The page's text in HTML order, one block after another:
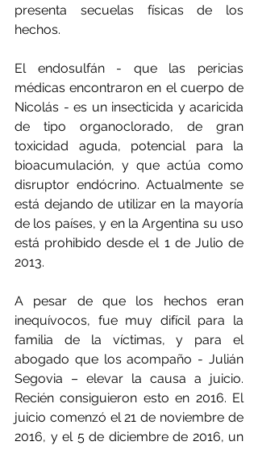
presenta secuelas físicas de los
hechos.
El endosulfán - que las pericias
médicas encontraron en el cuerpo de
Nicolás - es un insecticida y acaricida
de tipo organoclorado, de gran
toxicidad aguda, potencial para la
bioacumulación, y que actúa como
disruptor endócrino. Actualmente se
está dejando de utilizar en la mayoría
de los países, y en la Argentina su uso
está prohibido desde el 1 de Julio de
2013.
A pesar de que los hechos eran
inequívocos, fue muy difícil para la
familia de la víctimas, y para el
abogado que los acompaño - Julián
Segovia – elevar la causa a juicio.
Recién consiguieron esto en 2016. El
juicio comenzó el 21 de noviembre de
2016, y el 5 de diciembre de 2016, un